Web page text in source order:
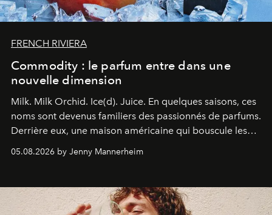
FRENCH RIVIERA
Commodity : le parfum entre dans une
nouvelle dimension
Milk. Milk Orchid. Ice(d). Juice. En quelques saisons, ces
noms sont devenus familiers des passionnés de parfums.
Derrière eux, une maison américaine qui bouscule les
codes de la parfumerie contemporaine en proposant
une approche aussi intuitive que personnelle :
05.08.2026 by Jenny Mannerheim